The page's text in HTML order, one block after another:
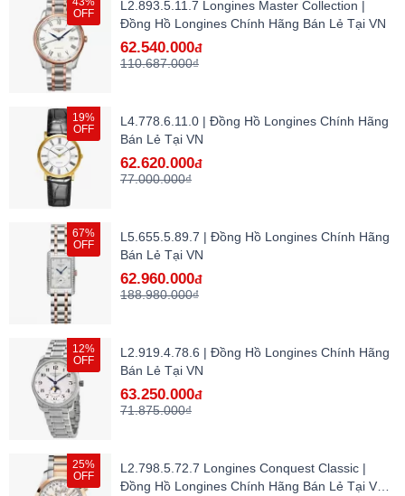
OFF
L2.893.5.11.7 Longines Master Collection |
Đồng Hồ Longines Chính Hãng Bán Lẻ Tại VN
62.540.000đ
110.687.000₫
19%
OFF
L4.778.6.11.0 | Đồng Hồ Longines Chính Hãng
Bán Lẻ Tại VN
62.620.000đ
77.000.000₫
67%
OFF
L5.655.5.89.7 | Đồng Hồ Longines Chính Hãng
Bán Lẻ Tại VN
62.960.000đ
188.980.000₫
12%
OFF
L2.919.4.78.6 | Đồng Hồ Longines Chính Hãng
Bán Lẻ Tại VN
63.250.000đ
71.875.000₫
25%
OFF
L2.798.5.72.7 Longines Conquest Classic |
Đồng Hồ Longines Chính Hãng Bán Lẻ Tại VN -